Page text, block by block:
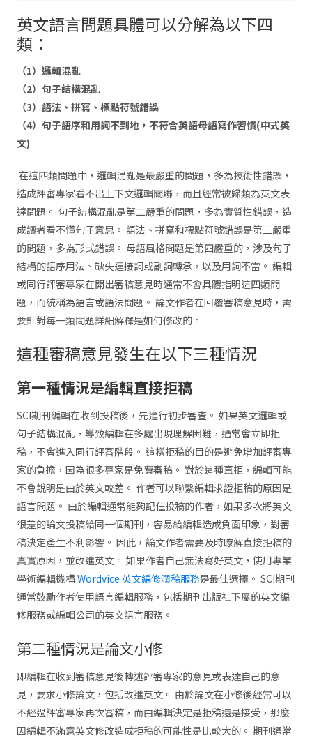
英文語言問題具體可以分解為以下四
類：
（1）邏輯混亂
（2）句子結構混亂
（3）語法、拼寫、標點符號錯誤
（4）句子語序和用詞不到地，不符合英語母語寫作習慣(中式英
文)
在這四類問題中，邏輯混亂是最嚴重的問題，多為技術性錯誤，
造成評審專家看不出上下文邏輯關聯，而且經常被歸類為英文表
達問題。 句子結構混亂是第二嚴重的問題，多為實質性錯誤，造
成讀者看不懂句子意思。 語法、拼寫和標點符號錯誤是第三嚴重
的問題，多為形式錯誤。 母語風格問題是第四嚴重的，涉及句子
結構的語序用法、缺失連接詞或副詞轉承，以及用詞不當。 編輯
或同行評審專家在開出審稿意見時通常不會具體指明這四類問
題，而統稱為語言或語法問題。 論文作者在回覆審稿意見時，需
要針對每一類問題詳細解釋是如何修改的。
這種審稿意見發生在以下三種情況
第一種情況是編輯直接拒稿
SCI期刊編輯在收到投稿後，先進行初步審查。 如果英文邏輯或
句子結構混亂，導致編輯在多處出現理解困難，通常會立即拒
稿，不會進入同行評審階段。 這樣拒稿的目的是避免增加評審專
家的負擔，因為很多專家是免費審稿。 對於這種直拒，編輯可能
不會說明是由於英文較差。 作者可以聯繫編輯求證拒稿的原因是
語言問題。 由於編輯通常能夠記住投稿的作者，如果多次將英文
很差的論文投稿給同一個期刊，容易給編輯造成負面印象，對審
稿決定產生不利影響。 因此，論文作者需要及時瞭解直接拒稿的
真實原因，並改進英文。 如果作者自己無法寫好英文，使用專業
學術編輯機構Wordvice 英文編修潤稿服務是最佳選擇。 SCI期刊
通常鼓勵作者使用語言編輯服務，包括期刊出版社下屬的英文編
修服務或編輯公司的英文語言服務。
第二種情況是論文小修
即編輯在收到審稿意見後轉述評審專家的意見或表達自己的意
見，要求小修論文，包括改進英文。 由於論文在小修後經常可以
不經過評審專家再次審稿，而由編輯決定是拒稿還是接受，那麼
因編輯不滿意英文修改造成拒稿的可能性是比較大的。 期刊通常